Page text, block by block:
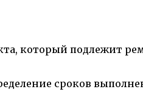
который подлежит
сроков